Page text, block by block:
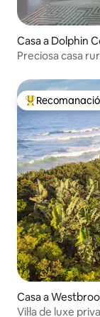
Casa a Dolphin
Preciosa casa
Principals
Casa a
Vil·la de luxe